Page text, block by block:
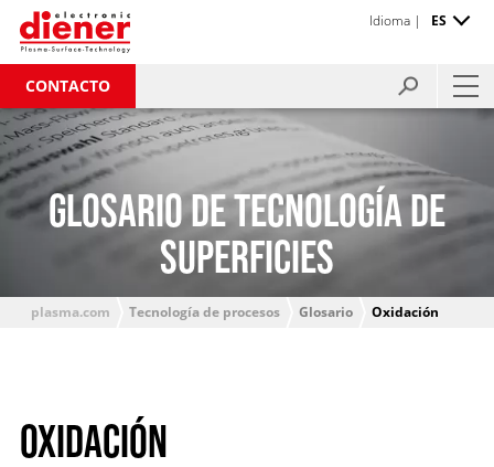
CONTACTO
Idioma | ES
GLOSARIO DE TECNOLOGÍA DE
SUPERFICIES
plasma.com Tecnología de procesos Glosario Oxidación
OXIDACIÓN